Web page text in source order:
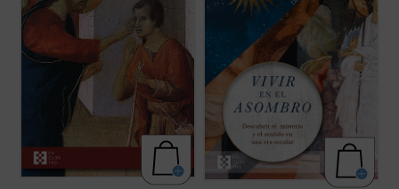
privilegiado del misterio divino. Habla la
carne
nos invita a ...
desaparecido: simplemente hemos
olvidado el sentido de la ...
(ver ficha)